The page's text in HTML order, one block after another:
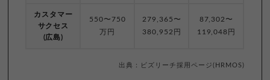
カスタマー
サクセス
(広島)
550〜750
万円
279,365〜
380,952円
87,302〜
119,048円
出典：ビズリーチ採用ページ(HRMOS)